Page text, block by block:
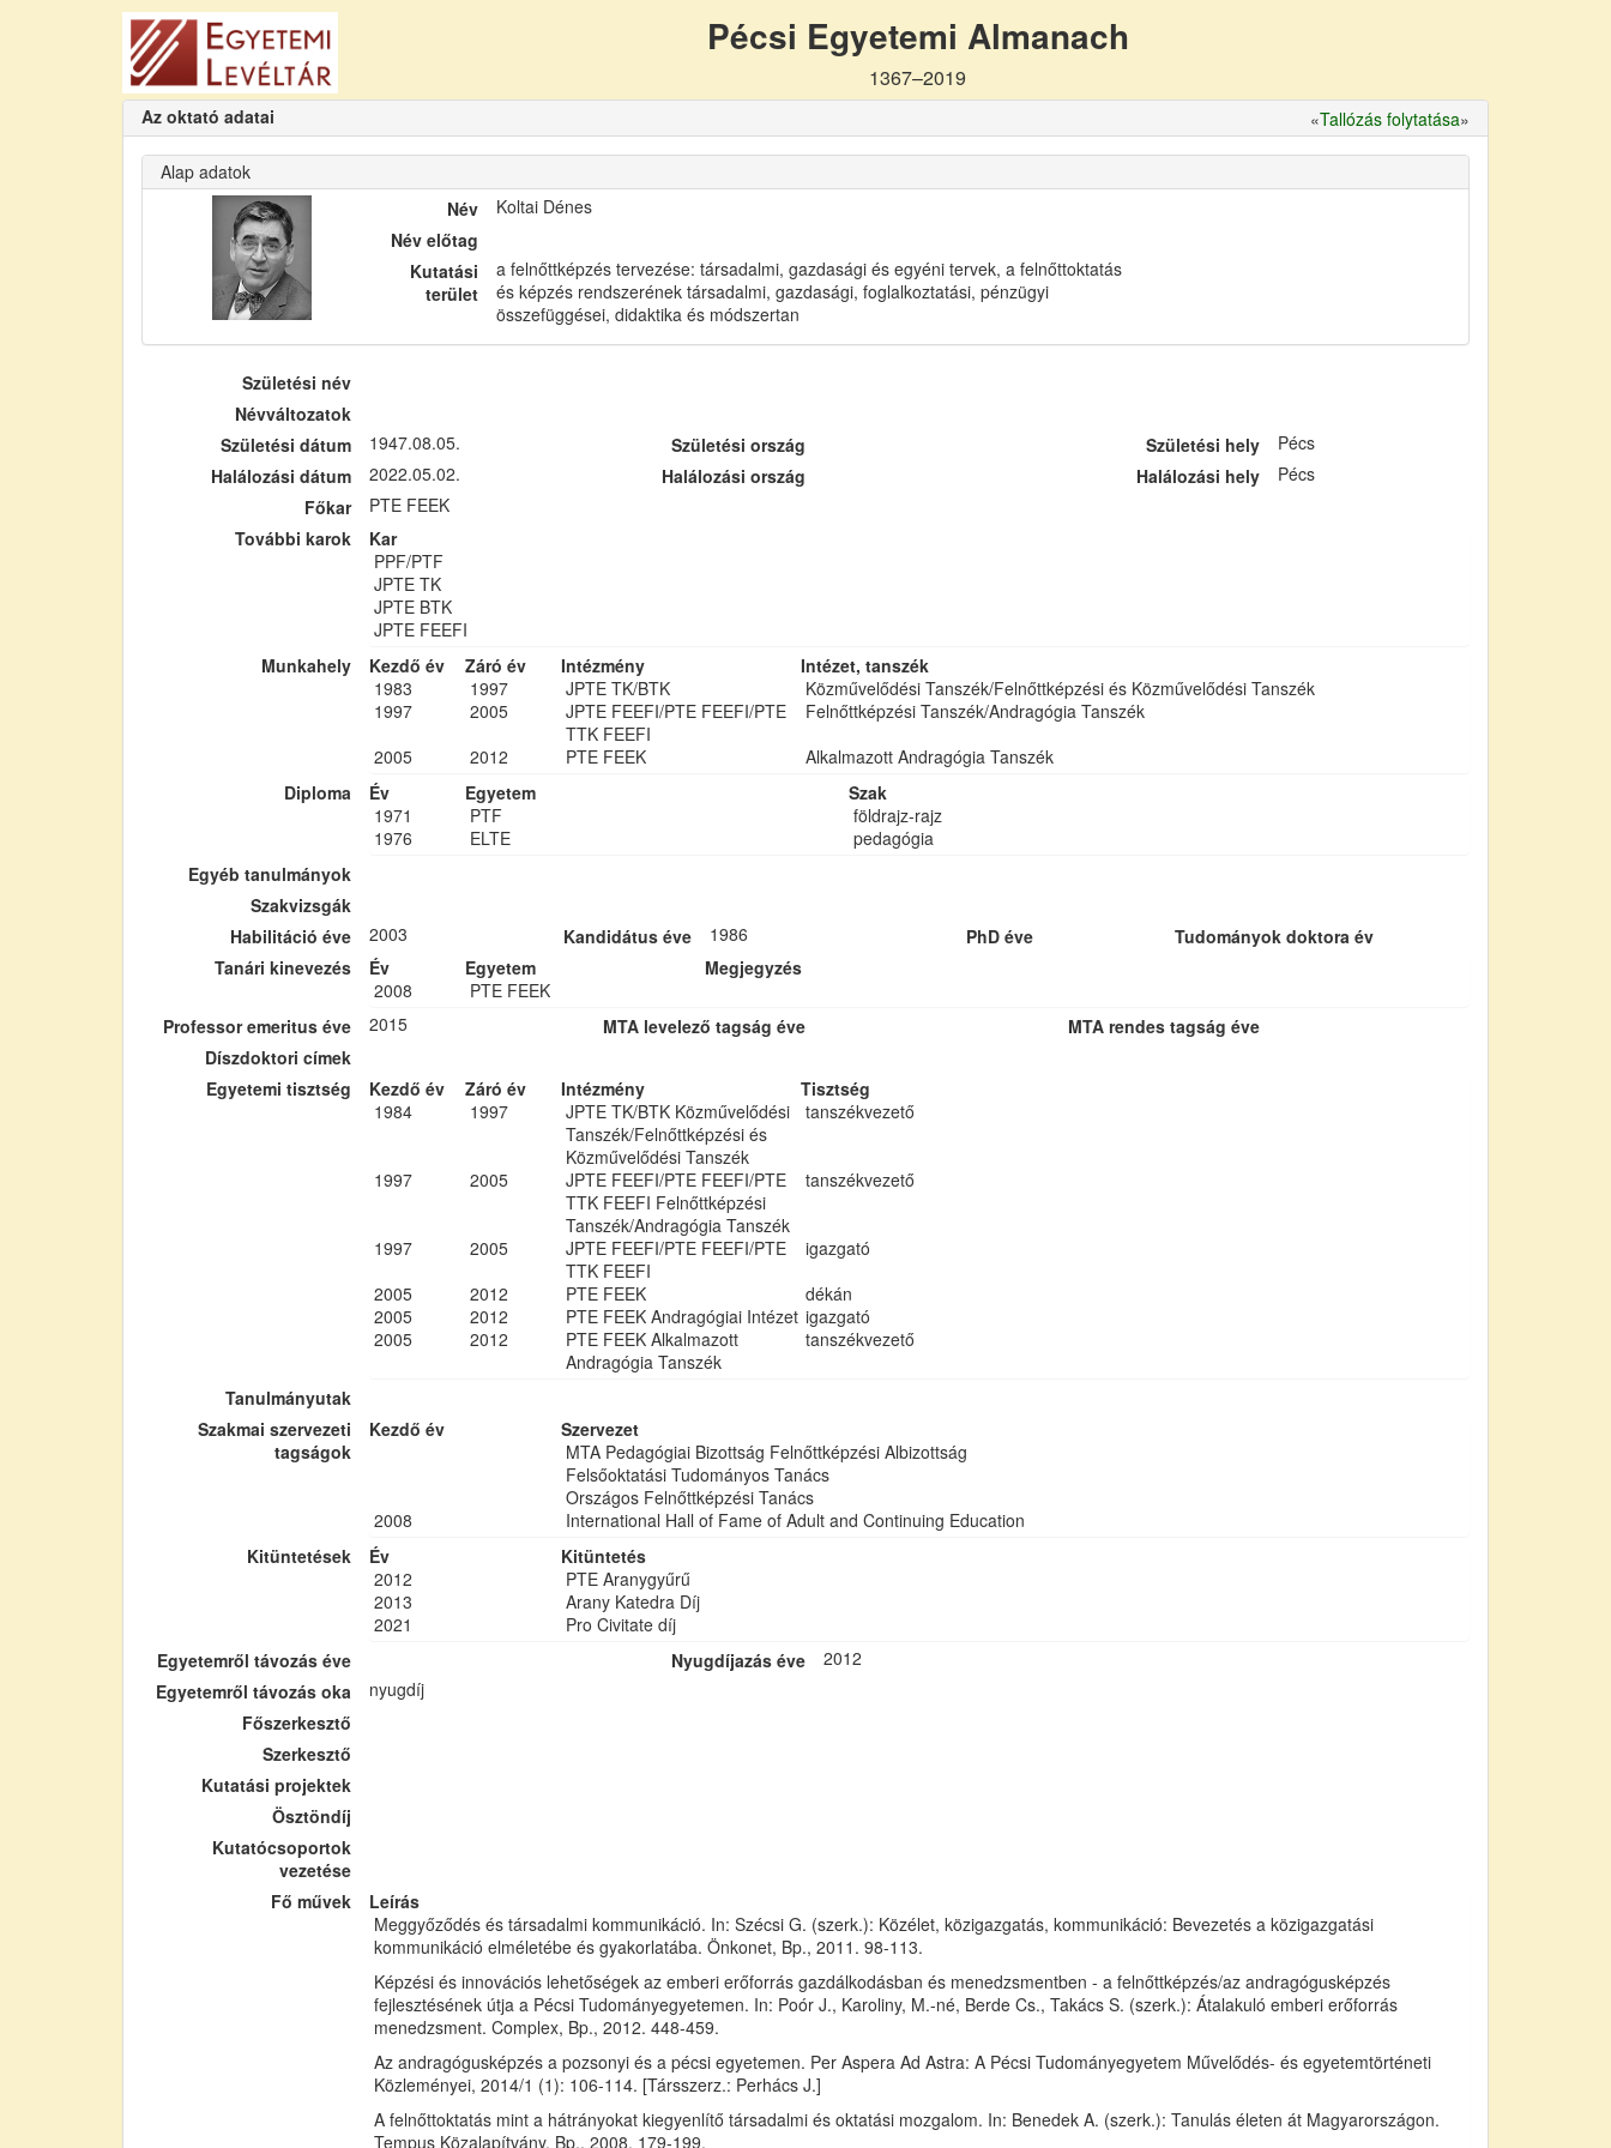
Pécsi Egyetemi Almanach
1367–2019
Az oktató adatai «Tallózás folytatása»
Alap adatok
Név
Koltai Dénes
Név előtag
Kutatási
terület
a felnőttképzés tervezése: társadalmi, gazdasági és egyéni tervek, a felnőttoktatás
és képzés rendszerének társadalmi, gazdasági, foglalkoztatási, pénzügyi
összefüggései, didaktika és módszertan
Születési név
Névváltozatok
Születési dátum
1947.08.05. Születési ország Születési hely
Pécs
Halálozási dátum
2022.05.02. Halálozási ország Halálozási hely
Pécs
Főkar
PTE FEEK
További karok
Kar
PPF/PTF
JPTE TK
JPTE BTK
JPTE FEEFI
Munkahely
Kezdő év Záró év Intézmény
Intézet, tanszék
1983
1997 JPTE TK/BTK
Közművelődési Tanszék/Felnőttképzési és Közművelődési Tanszék
1997
2005
JPTE FEEFI/PTE FEEFI/PTE
TTK FEEFI
Felnőttképzési Tanszék/Andragógia Tanszék
2005
2012 PTE FEEK
Alkalmazott Andragógia Tanszék
Diploma
Év Egyetem
Szak
1971
PTF
földrajz-rajz
1976
ELTE
pedagógia
Egyéb tanulmányok
Szakvizsgák
Habilitáció éve
2003 Kandidátus éve 1986 PhD éve
Tudományok doktora év
Tanári kinevezés
Év Egyetem
Megjegyzés
2008
PTE FEEK
Professor emeritus éve
2015 MTA levelező tagság éve
MTA rendes tagság éve
Díszdoktori címek
Egyetemi tisztség
Kezdő év Záró év Intézmény
Tisztség
1984
1997
JPTE TK/BTK Közművelődési
Tanszék/Felnőttképzési és
Közművelődési Tanszék
tanszékvezető
1997 2005
JPTE FEEFI/PTE FEEFI/PTE
TTK FEEFI Felnőttképzési
Tanszék/Andragógia Tanszék
tanszékvezető
1997 2005
JPTE FEEFI/PTE FEEFI/PTE
TTK FEEFI
igazgató
2005
2012 PTE FEEK
dékán
2005
2012 PTE FEEK Andragógiai Intézet igazgató
2005
2012
PTE FEEK Alkalmazott
Andragógia Tanszék
tanszékvezető
Tanulmányutak
Szakmai szervezeti
tagságok
Kezdő év
Szervezet
MTA Pedagógiai Bizottság Felnőttképzési Albizottság
Felsőoktatási Tudományos Tanács
Országos Felnőttképzési Tanács
2008
International Hall of Fame of Adult and Continuing Education
Kitüntetések
Év
Kitüntetés
2012
PTE Aranygyűrű
2013
Arany Katedra Díj
2021
Pro Civitate díj
Egyetemről távozás éve
Nyugdíjazás éve
2012
Egyetemről távozás oka
nyugdíj
Főszerkesztő
Szerkesztő
Kutatási projektek
Ösztöndíj
Kutatócsoportok
vezetése
Fő művek
Leírás
Meggyőződés és társadalmi kommunikáció. In: Szécsi G. (szerk.): Közélet, közigazgatás, kommunikáció: Bevezetés a közigazgatási
kommunikáció elméletébe és gyakorlatába. Önkonet, Bp., 2011. 98-113.
Képzési és innovációs lehetőségek az emberi erőforrás gazdálkodásban és menedzsmentben - a felnőttképzés/az andragógusképzés
fejlesztésének útja a Pécsi Tudományegyetemen. In: Poór J., Karoliny, M.-né, Berde Cs., Takács S. (szerk.): Átalakuló emberi erőforrás
menedzsment. Complex, Bp., 2012. 448-459.
Az andragógusképzés a pozsonyi és a pécsi egyetemen. Per Aspera Ad Astra: A Pécsi Tudományegyetem Művelődés- és egyetemtörténeti
Közleményei, 2014/1 (1): 106-114. [Társszerz.: Perhács J.]
A felnőttoktatás mint a hátrányokat kiegyenlítő társadalmi és oktatási mozgalom. In: Benedek A. (szerk.): Tanulás életen át Magyarországon.
Tempus Közalapítvány, Bp., 2008. 179-199.